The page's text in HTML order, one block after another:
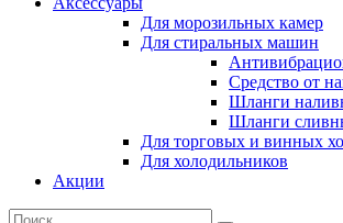
Для морозильных камер
Для стиральных машин
Средство от
Шланги
Шланги
Для торговых и винных
Для холодильников
Акции